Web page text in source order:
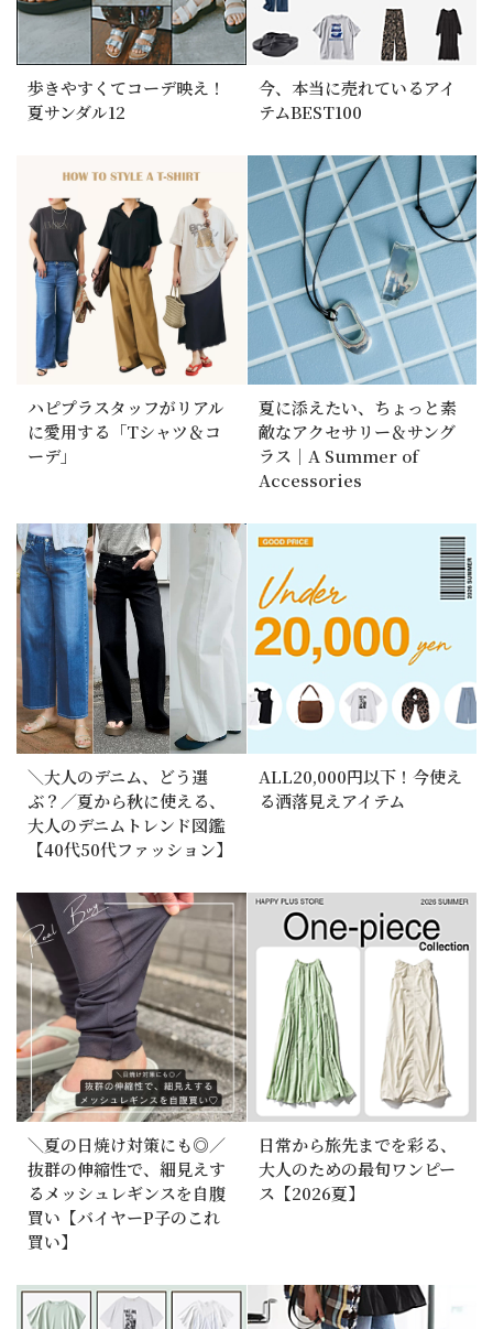
歩きやすくてコーデ映え！
夏サンダル12
今、本当に売れているアイ
テムBEST100
ハピプラスタッフがリアル
に愛用する「Tシャツ＆コ
ーデ」
夏に添えたい、ちょっと素
敵なアクセサリー＆サング
ラス｜A Summer of
Accessories
＼大人のデニム、どう選
ぶ？／夏から秋に使える、
大人のデニムトレンド図鑑
【40代50代ファッション】
ALL20,000円以下！今使え
る洒落見えアイテム
＼夏の日焼け対策にも◎／
抜群の伸縮性で、細見えす
るメッシュレギンスを自腹
買い【バイヤーP子のこれ
買い】
日常から旅先までを彩る、
大人のための最旬ワンピー
ス【2026夏】